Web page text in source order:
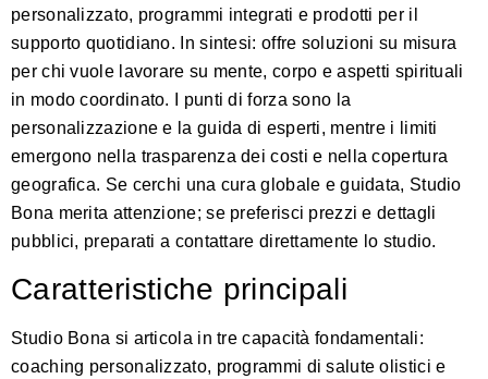
personalizzato, programmi integrati e prodotti per il
supporto quotidiano. In sintesi: offre soluzioni su misura
per chi vuole lavorare su mente, corpo e aspetti spirituali
in modo coordinato. I punti di forza sono la
personalizzazione e la guida di esperti, mentre i limiti
emergono nella trasparenza dei costi e nella copertura
geografica. Se cerchi una cura globale e guidata, Studio
Bona merita attenzione; se preferisci prezzi e dettagli
pubblici, preparati a contattare direttamente lo studio.
Caratteristiche principali
Studio Bona si articola in tre capacità fondamentali:
coaching personalizzato, programmi di salute olistici e